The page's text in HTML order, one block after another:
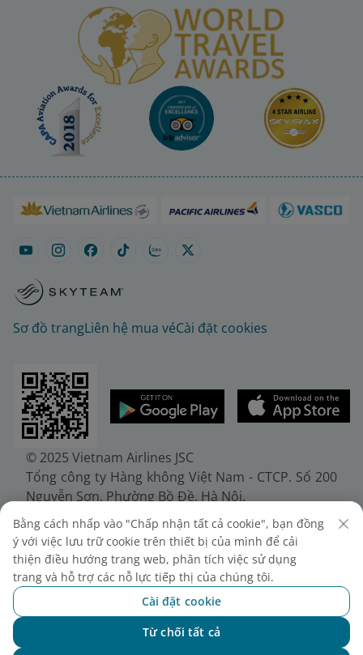
Sơ đồ trangLiên hệ mua véCài đặt cookies
© 2025 Vietnam Airlines JSC
Tổng công ty Hàng không Việt Nam - CTCP. Số 200
Nguyễn Sơn, Phường Bồ Đề, Hà Nội.
Điện thoại: (+84-24) 38272289. Fax: (+84-24)
38722375
Giấy chứng nhận đăng ký doanh nghiệp, mã số
doanh nghiệp 0100107518, đăng ký lần đầu ngày
30/6/2010, đăng ký thay đổi lần thứ 10 ngày
24/7/2025, cấp bởi Sở Tài chính Thành phố Hà Nội.
Bằng cách nhấp vào "Chấp nhận tất cả cookie", bạn đồng
ý với việc lưu trữ cookie trên thiết bị của mình để cải
thiện điều hướng trang web, phân tích việc sử dụng
trang và hỗ trợ các nỗ lực tiếp thị của chúng tôi.
Cài đặt cookie
Từ chối tất cả